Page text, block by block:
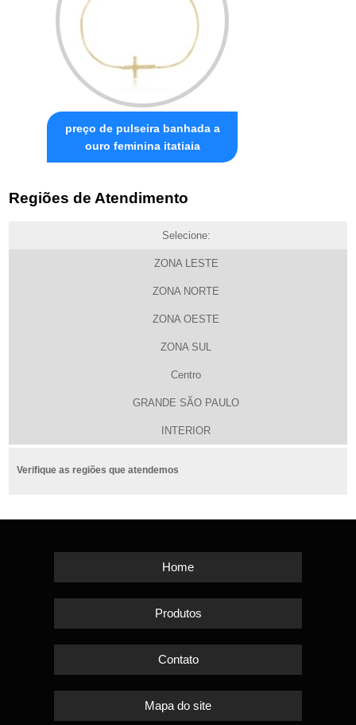
preço de pulseira banhada a
ouro feminina itatiaia
Regiões de Atendimento
Selecione:
ZONA LESTE
ZONA NORTE
ZONA OESTE
ZONA SUL
Centro
GRANDE SÃO PAULO
INTERIOR
Verifique as regiões que atendemos
Home
Produtos
Contato
Mapa do site